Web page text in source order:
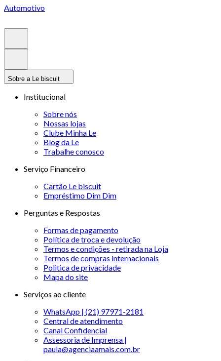
Automotivo
Sobre a Le biscuit
Institucional
Sobre nós
Nossas lojas
Clube Minha Le
Blog da Le
Trabalhe conosco
Serviço Financeiro
Cartão Le biscuit
Empréstimo Dim Dim
Perguntas e Respostas
Formas de pagamento
Política de troca e devolução
Termos e condições - retirada na Loja
Termos de compras internacionais
Politica de privacidade
Mapa do site
Serviços ao cliente
WhatsApp | (21) 97971-2181
Central de atendimento
Canal Confidencial
Assessoria de Imprensa |
paula@agenciaamais.com.br